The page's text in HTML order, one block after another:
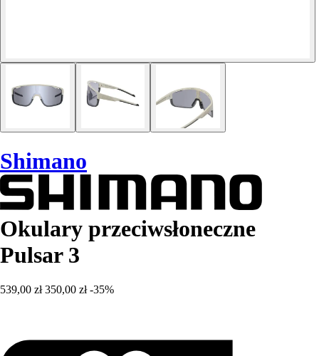
Shimano
Okulary przeciwsłoneczne
Pulsar 3
539,00 zł 350,00 zł -35%